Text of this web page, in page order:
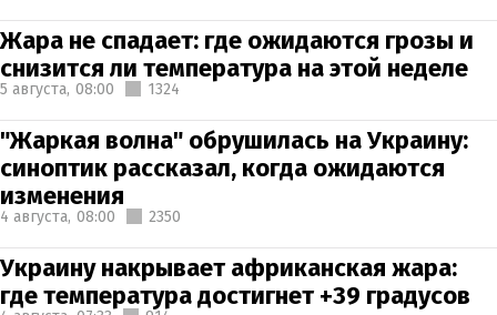
Жара не спадает: где ожидаются грозы и
снизится ли температура на этой неделе
5 августа, 08:00 1324
"Жаркая волна" обрушилась на Украину:
синоптик рассказал, когда ожидаются
изменения
4 августа, 08:00 2350
Украину накрывает африканская жара:
где температура достигнет +39 градусов